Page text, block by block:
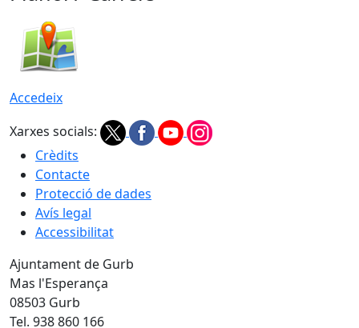
Accedeix
Xarxes socials:
Crèdits
Contacte
Protecció de dades
Avís legal
Accessibilitat
Ajuntament de Gurb
Mas l'Esperança
08503 Gurb
Tel. 938 860 166